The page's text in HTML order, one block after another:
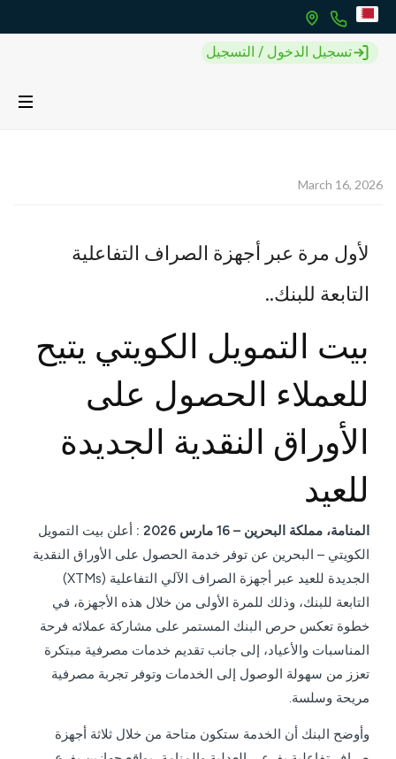
تسجيل الدخول / التسجيل
March 16, 2026
لأول مرة عبر أجهزة الصراف التفاعلية
التابعة للبنك..
بيت التمويل الكويتي يتيح
للعملاء الحصول على
الأوراق النقدية الجديدة
للعيد
المنامة، مملكة البحرين – 16 مارس 2026 :
أعلن بيت التمويل
الكويتي – البحرين عن توفر خدمة الحصول على الأوراق النقدية
الجديدة للعيد عبر أجهزة الصراف الآلي التفاعلية (XTMs)
التابعة للبنك، وذلك للمرة الأولى من خلال هذه الأجهزة، في
خطوة تعكس حرص البنك المستمر على مشاركة عملائه فرحة
المناسبات والأعياد، إلى جانب تقديم خدمات مصرفية مبتكرة
تعزز من سهولة الوصول إلى الخدمات وتوفر تجربة مصرفية
مريحة وسلسة.
وأوضح البنك أن الخدمة ستكون متاحة من خلال ثلاثة أجهزة